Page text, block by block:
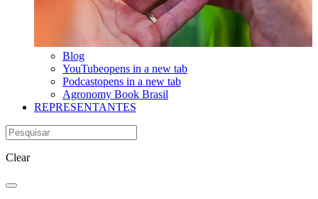
Blog
YouTubeopens in a new tab
Podcastopens in a new tab
Agronomy Book Brasil
REPRESENTANTES
Clear